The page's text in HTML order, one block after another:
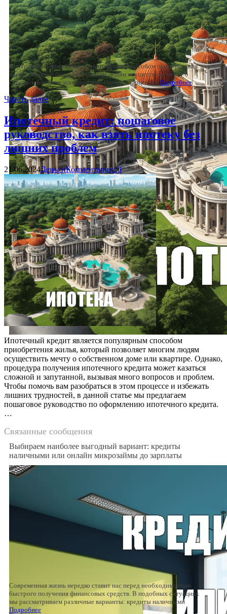
Ипотечный кредит является популярным способом приобретения
жилья, который позволяет многим людям осуществить мечту о
собственном доме или квартире. Однако, процедураПодробнее
Читать далее
Ипотечный кредит: пошаговое
руководство, как взять ипотеку без
лишних проблем
21.06.2024ДеньгиКомментарии: 0
Ипотечный кредит является популярным способом
приобретения жилья, который позволяет многим людям
осуществить мечту о собственном доме или квартире. Однако,
процедура получения ипотечного кредита может казаться
сложной и запутанной, вызывая много вопросов и проблем.
Чтобы помочь вам разобраться в этом процессе и избежать
лишних трудностей, в данной статье мы предлагаем
пошаговое руководство по оформлению ипотечного кредита.
…
Связанные сообщения
Выбираем наиболее выгодный вариант: кредиты
наличными или онлайн микрозаймы до зарплаты
Современная жизнь нередко ставит нас перед необходимостью
быстрого получения финансовых средств. В подобных ситуациях
мы рассматриваем различные варианты: кредиты наличными
Подробнее